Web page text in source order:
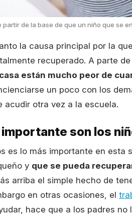
partir de la base de que un niño que se
la causa principal por la
recuperado. A parte
están mucho peor de
un poco con los
acudir otra vez a la escuela.
son los
es lo más importante en esta
y que se pueda
arriba el simple hecho de
en otras ocasiones, el
hace que a los padres